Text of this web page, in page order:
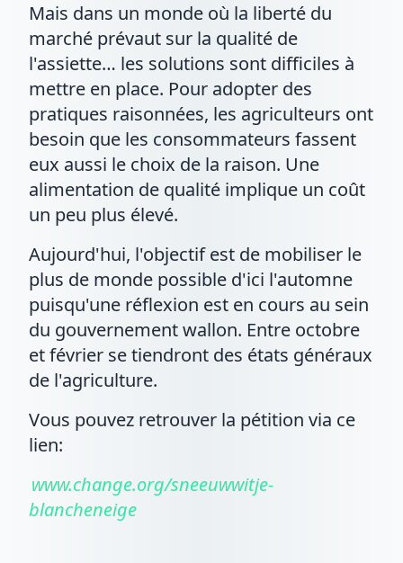
Mais dans un monde où la liberté du
marché prévaut sur la qualité de
l'assiette… les solutions sont difficiles à
mettre en place. Pour adopter des
pratiques raisonnées, les agriculteurs ont
besoin que les consommateurs fassent
eux aussi le choix de la raison. Une
alimentation de qualité implique un coût
un peu plus élevé.
Aujourd'hui, l'objectif est de mobiliser le
plus de monde possible d'ici l'automne
puisqu'une réflexion est en cours au sein
du gouvernement wallon. Entre octobre
et février se tiendront des états généraux
de l'agriculture.
Vous pouvez retrouver la pétition via ce
lien:
www.change.org/sneeuwwitje-
blancheneige